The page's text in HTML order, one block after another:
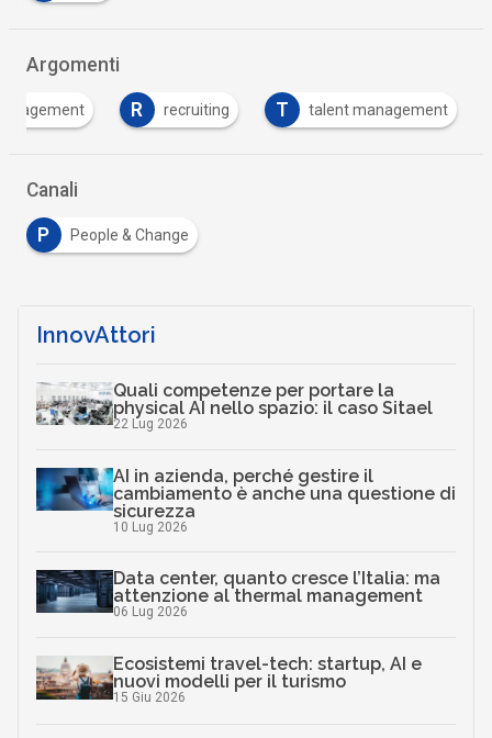
Argomenti
R recruiting T talent management
Canali
P People & Change
InnovAttori
Quali competenze per portare la
physical AI nello spazio: il caso Sitael
22 Lug 2026
AI in azienda, perché gestire il
cambiamento è anche una questione di
sicurezza
10 Lug 2026
Data center, quanto cresce l’Italia: ma
attenzione al thermal management
06 Lug 2026
Ecosistemi travel-tech: startup, AI e
nuovi modelli per il turismo
15 Giu 2026